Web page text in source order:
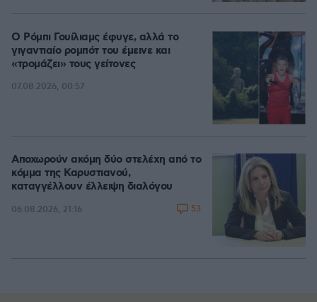
Ο Ρόμπι Γουίλιαμς έφυγε, αλλά το
γιγαντιαίο ρομπότ του έμεινε και
«τρομάζει» τους γείτονες
07.08.2026, 00:57
Αποχωρούν ακόμη δύο στελέχη από το
κόμμα της Καρυστιανού,
καταγγέλλουν έλλειψη διαλόγου
06.08.2026, 21:16 53